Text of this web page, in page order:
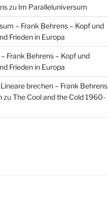
zu Im Paralleluniversum
– Frank Behrens – Kopf und
Frieden in Europa
Frank Behrens – Kopf und
Frieden in Europa
brechen – Frank Behrens
zu The Cool and the Cold 1960-